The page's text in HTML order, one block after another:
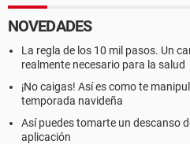
NOVEDADES
La regla de los 10 mil pasos. Un
realmente necesario para la salud
¡No caigas! Así es como te
temporada navideña
Así puedes tomarte un descanso
aplicación